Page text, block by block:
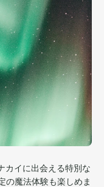
カイに出会える特別な
の魔法体験も楽しめま